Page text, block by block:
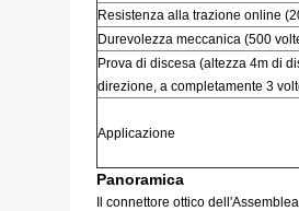
Resistenza alla trazione online
Durevolezza meccanica (500
Prova di discesa (altezza 4m di
direzione, a completamente 3
Applicazione
Panoramica
Il connettore ottico